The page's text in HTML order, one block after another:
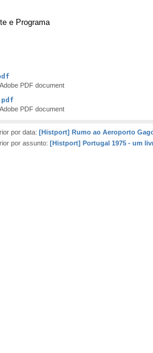
e Programa
Adobe PDF document
Adobe PDF document
por data: [Histport] Rumo ao Aeroporto
por assunto: [Histport] Portugal 1975 - um